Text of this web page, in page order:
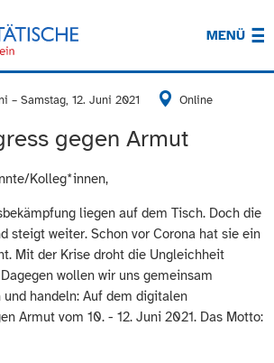
MENÜ
–Samstag, 12. Juni 2021 Online
gegen Armut
Kolleg*innen,
liegen auf dem Tisch. Doch die
steigt weiter. Schon vor Corona hat sie ein
Mit der Krise droht die Ungleichheit
wollen wir uns gemeinsam
handeln: Auf dem digitalen
Armut vom 10. - 12. Juni 2021. Das Motto: